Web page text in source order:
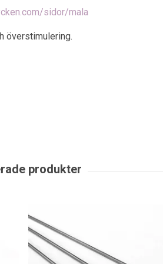
sidor/mala
överstimulering.